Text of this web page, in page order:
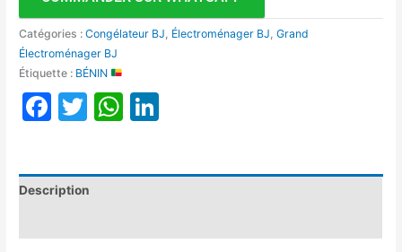
Catégories :Congélateur BJ Électroménager BJ ,Grand
Électroménager BJ
Étiquette : BÉNIN
Facebook
TwitterWhatsApp
Description